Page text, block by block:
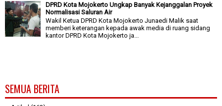
DPRD Kota Mojokerto Ungkap Banyak Kejanggalan Proyek
Normalisasi Saluran Air
Wakil Ketua DPRD Kota Mojokerto Junaedi Malik saat
memberi keterangan kepada awak media di ruang sidang
kantor DPRD Kota Mojokerto ja...
SEMUA BERITA